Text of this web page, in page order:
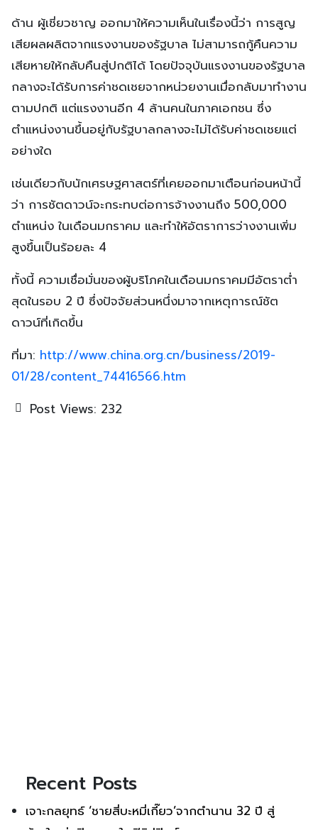
ด้าน ผู้เชี่ยวชาญ ออกมาให้ความเห็นในเรื่องนี้ว่า การสูญ
เสียผลผลิตจากแรงงานของรัฐบาล ไม่สามารถกู้คืนความ
เสียหายให้กลับคืนสู่ปกติได้ โดยปัจจุบันแรงงานของรัฐบาล
กลางจะได้รับการค่าชดเชยจากหน่วยงานเมื่อกลับมาทำงาน
ตามปกติ แต่แรงงานอีก 4 ล้านคนในภาคเอกชน ซึ่ง
ตำแหน่งงานขึ้นอยู่กับรัฐบาลกลางจะไม่ได้รับค่าชดเชยแต่
อย่างใด
เช่นเดียวกับนักเศรษฐศาสตร์ที่เคยออกมาเตือนก่อนหน้านี้
ว่า การชัตดาวน์จะกระทบต่อการจ้างงานถึง 500,000
ตำแหน่ง ในเดือนมกราคม และทำให้อัตราการว่างงานเพิ่ม
สูงขึ้นเป็นร้อยละ 4
ทั้งนี้ ความเชื่อมั่นของผู้บริโภคในเดือนมกราคมมีอัตราต่ำ
สุดในรอบ 2 ปี ซึ่งปัจจัยส่วนหนึ่งมาจากเหตุการณ์ชัต
ดาวน์ที่เกิดขึ้น
ที่มา: http://www.china.org.cn/business/2019-
01/28/content_74416566.htm
Post Views: 232
Recent Posts
เจาะกลยุทธ์ ‘ชายสี่บะหมี่เกี๊ยว’จากตำนาน 32 ปี สู่